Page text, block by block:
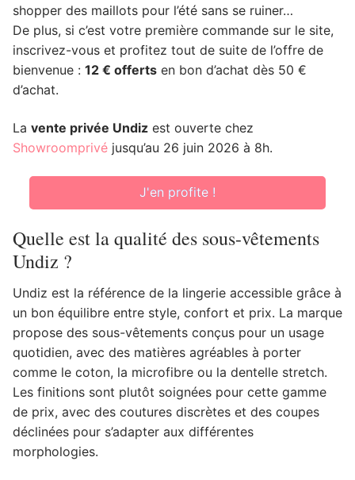
shopper des maillots pour l’été sans se ruiner…
De plus, si c’est votre première commande sur le site,
inscrivez-vous et profitez tout de suite de l’offre de
bienvenue : 12 € offerts en bon d’achat dès 50 €
d’achat.
La vente privée Undiz est ouverte chez
Showroomprivé jusqu’au 26 juin 2026 à 8h.
J'en profite !
Quelle est la qualité des sous-vêtements
Undiz ?
Undiz est la référence de la lingerie accessible grâce à
un bon équilibre entre style, confort et prix. La marque
propose des sous-vêtements conçus pour un usage
quotidien, avec des matières agréables à porter
comme le coton, la microfibre ou la dentelle stretch.
Les finitions sont plutôt soignées pour cette gamme
de prix, avec des coutures discrètes et des coupes
déclinées pour s’adapter aux différentes
morphologies.